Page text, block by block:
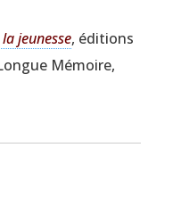
jeu­nesse, édi­tions
Mémoire,